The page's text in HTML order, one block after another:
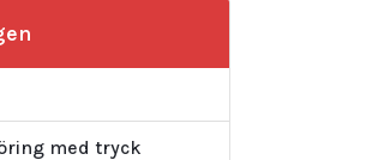
med tryck